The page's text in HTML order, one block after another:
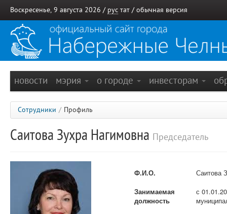
Воскресенье, 9 августа 2026 / рус тат / обычная версия
новости мэрия о городе инвесторам
Сотрудники / Профиль
Саитова Зухра Нагимовна Председатель
Ф.И.О.
Саитова
Занимаемая
должность
с